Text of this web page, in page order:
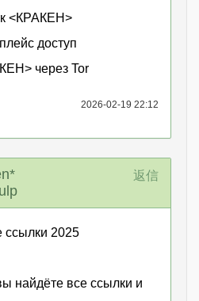
<КРАКЕН>
доступ
через Tor
2026-02-19 22:12
返信
2025
найдёте все ссылки и